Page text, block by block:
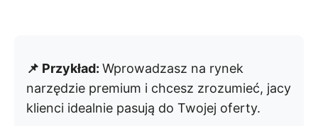
📌 Przykład: Wprowadzasz na rynek
narzędzie premium i chcesz zrozumieć, jacy
klienci idealnie pasują do Twojej oferty.